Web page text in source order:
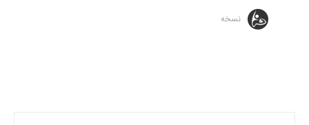
نسخه